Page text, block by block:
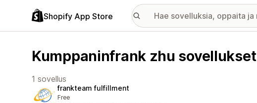
Shopify App Store
Kumppaninfrank zhu sovellukset
1 sovellus
frankteam fulfillment
Free